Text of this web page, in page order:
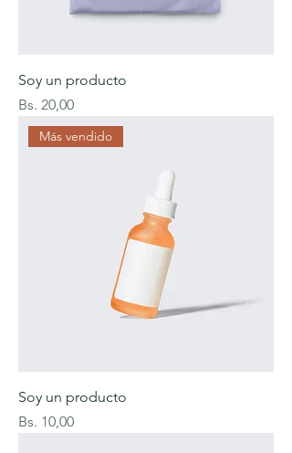
Soy un producto
Precio
Bs. 20,00
Más vendido
Soy un producto
Precio
Bs. 10,00